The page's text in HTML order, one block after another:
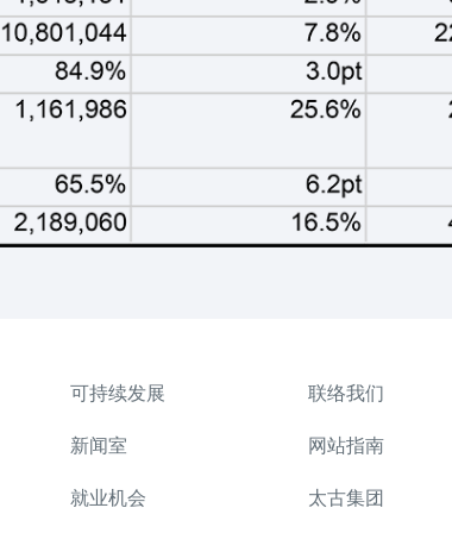
可持续发展
新闻室
就业机会
联络我们
网站指南
太古集团